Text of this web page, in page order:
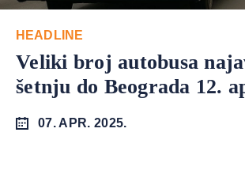
HEADLINE
Veliki broj autobusa
šetnju do Beograda 12.
07. APR. 2025.